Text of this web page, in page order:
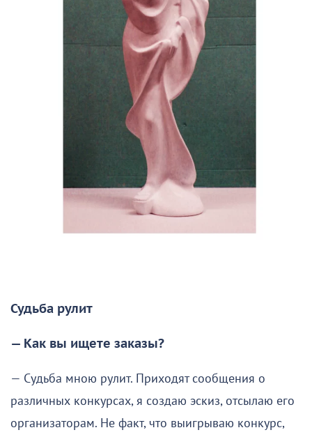
Судьба рулит
— Как вы ищете заказы?
— Судьба мною рулит. Приходят сообщения о
различных конкурсах, я создаю эскиз, отсылаю его
организаторам. Не факт, что выигрываю конкурс,